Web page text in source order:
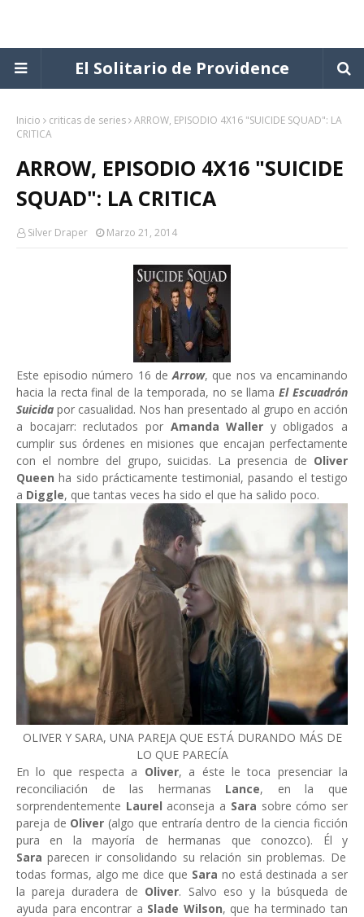
El Solitario de Providence
Inicio criticas de series ARROW, EPISODIO 4X16 "SUICIDE SQUAD": LA
CRITICA
ARROW, EPISODIO 4X16 "SUICIDE
SQUAD": LA CRITICA
Silver Draper Marzo 21, 2014
Este episodio número 16 de Arrow, que nos va encaminando
hacia la recta final de la temporada, no se llama El Escuadrón
Suicida por casualidad. Nos han presentado al grupo en acción
a bocajarr: reclutados por Amanda Waller y obligados a
cumplir sus órdenes en misiones que encajan perfectamente
con el nombre del grupo, suicidas. La presencia de Oliver
Queenha sido prácticamente testimonial, pasando el testigo
a Diggle, que tantas veces ha sido el que ha salido poco.
OLIVER Y SARA, UNA PAREJA QUE ESTÁ DURANDO MÁS DE
LO QUE PARECÍA
En lo que respecta a Oliver, a éste le toca presenciar la
reconciliación de las hermanas Lance, en la que
sorprendentemente Laurel aconseja a Sara sobre cómo ser
pareja de Oliver (algo que entraría dentro de la ciencia ficción
pura en la mayoría de hermanas que conozco). Él y
Sara parecen ir consolidando su relación sin problemas. De
todas formas, algo me dice que Sara no está destinada a ser
la pareja duradera de Oliver. Salvo eso y la búsqueda de
ayuda para encontrar a Slade Wilson, que ha terminado tan